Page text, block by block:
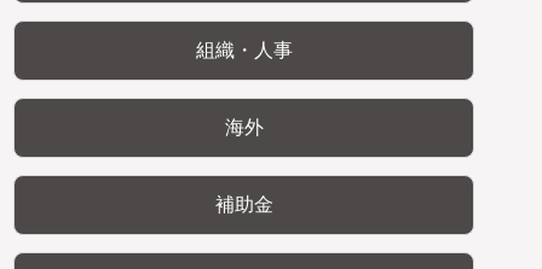
組織・人事
海外
補助金